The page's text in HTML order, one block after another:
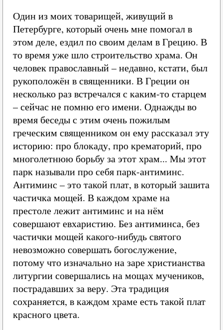
Один из моих товарищей, живущий в
Петербурге, который очень мне помогал в
этом деле, ездил по своим делам в Грецию. В
то время уже шло строительство храма. Он
человек православный – недавно, кстати, был
рукоположён в священники. В Греции он
несколько раз встречался с каким-то старцем
– сейчас не помню его имени. Однажды во
время беседы с этим очень пожилым
греческим священником он ему рассказал эту
историю: про блокаду, про крематорий, про
многолетнюю борьбу за этот храм... Мы этот
парк называли про себя парк-антиминс.
Антиминс – это такой плат, в который зашита
частичка мощей. В каждом храме на
престоле лежит антиминс и на нём
совершают евхаристию. Без антиминса, без
частички мощей какого-нибудь святого
невозможно совершать богослужение,
потому что изначально на заре христианства
литургии совершались на мощах мучеников,
пострадавших за веру. Эта традиция
сохраняется, в каждом храме есть такой плат
красного цвета.